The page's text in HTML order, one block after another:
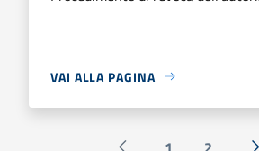
VAI ALLA PAGINA